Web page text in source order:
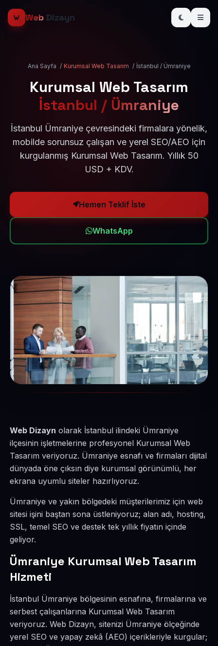
Web Dizayn
Ana Sayfa / Kurumsal Web Tasarım / İstanbul / Ümraniye
Kurumsal Web Tasarım
İstanbul / Ümraniye
İstanbul Ümraniye çevresindeki firmalara yönelik,
mobilde sorunsuz çalışan ve yerel SEO/AEO için
kurgulanmış Kurumsal Web Tasarım. Yıllık 50
USD + KDV.
Hemen Teklif İste
WhatsApp
Web Dizayn olarak İstanbul ilindeki Ümraniye
ilçesinin işletmelerine profesyonel Kurumsal Web
Tasarım veriyoruz. Ümraniye esnafı ve firmaları dijital
dünyada öne çıksın diye kurumsal görünümlü, her
ekrana uyumlu siteler hazırlıyoruz.
Ümraniye ve yakın bölgedeki müşterilerimiz için web
sitesi işini baştan sona üstleniyoruz; alan adı, hosting,
SSL, temel SEO ve destek tek yıllık fiyatın içinde
geliyor.
Ümraniye Kurumsal Web Tasarım
Hizmeti
İstanbul Ümraniye bölgesinin esnafına, firmalarına ve
serbest çalışanlarına Kurumsal Web Tasarım
veriyoruz. Web Dizayn, sitenizi Ümraniye ölçeğinde
yerel SEO ve yapay zekâ (AEO) içerikleriyle kurgular;